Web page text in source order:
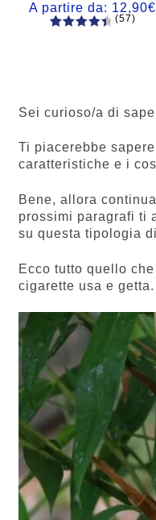
A partire da: 12,90€
recensio
(57)
Sei curioso/a di
Ti piacerebbe
caratteristiche e i
Bene, allora
prossimi paragrafi ti
su questa tipologia
Ecco tutto quello
cigarette usa e getta.